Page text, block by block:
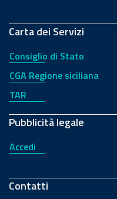
Carta dei Servizi
Consiglio di Stato
CGA Regione siciliana
TAR
Pubblicità legale
Accedi
Contatti